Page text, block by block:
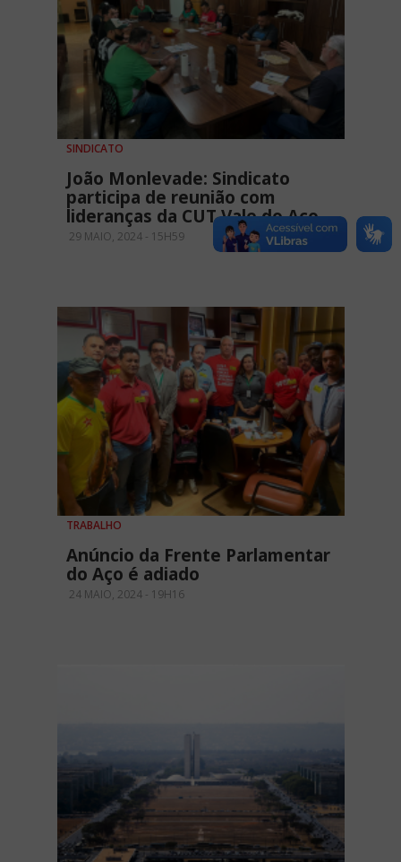
SINDICATO
João Monlevade: Sindicato
participa de reunião com
lideranças da CUT Vale do Aço
29 MAIO, 2024 - 15H59
TRABALHO
Anúncio da Frente Parlamentar
do Aço é adiado
24 MAIO, 2024 - 19H16